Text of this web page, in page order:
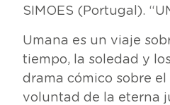
SIMOES (Portugal).
Umana es un viaje
tiempo, la soledad y
drama cómico sobre
voluntad de la eterna